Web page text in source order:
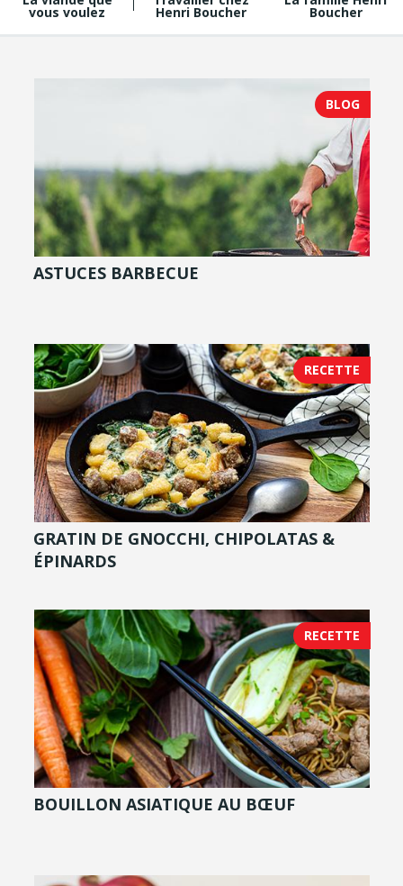
vous voulez Henri Boucher Boucher
BLOG
ASTUCES BARBECUE
RECETTE
GRATIN DE GNOCCHI, CHIPOLATAS &
ÉPINARDS
RECETTE
BOUILLON ASIATIQUE AU BŒUF